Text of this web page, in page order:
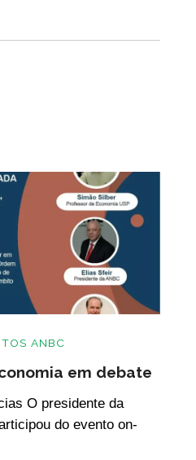
ANBC
em debate
O presidente da
do evento on-